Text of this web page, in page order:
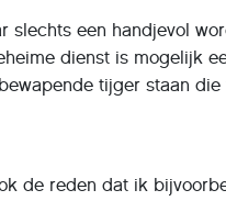
slechts een handjevol
dienst is mogelijk
tijger staan
de reden dat ik